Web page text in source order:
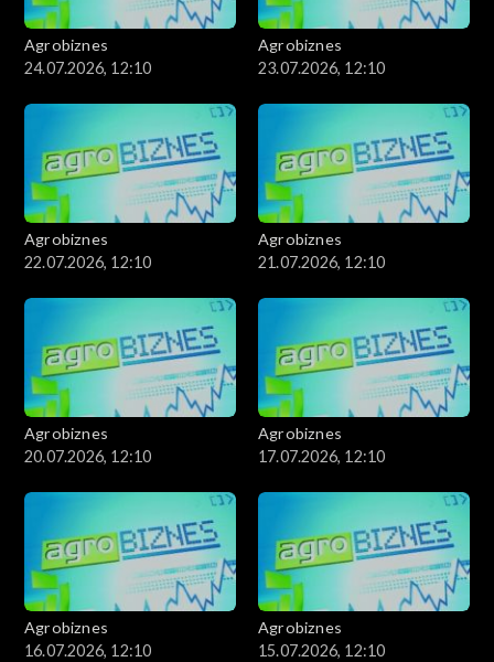
Agrobiznes
24.07.2026, 12:10
Agrobiznes
23.07.2026, 12:10
Agrobiznes
22.07.2026, 12:10
Agrobiznes
21.07.2026, 12:10
Agrobiznes
20.07.2026, 12:10
Agrobiznes
17.07.2026, 12:10
Agrobiznes
16.07.2026, 12:10
Agrobiznes
15.07.2026, 12:10